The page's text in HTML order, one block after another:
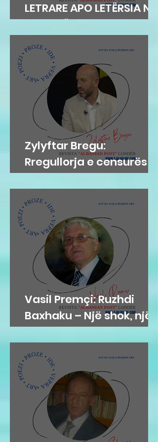
LETRARE APO LETËRSIA NË
KORNIZË
Zylyftar Bregu:
Rregullorja e censurës
në Gjykatën e Posaçme
Vasil Premçi: Ruzhdi
Baxhaku – Një shok, një
mik, një misionar